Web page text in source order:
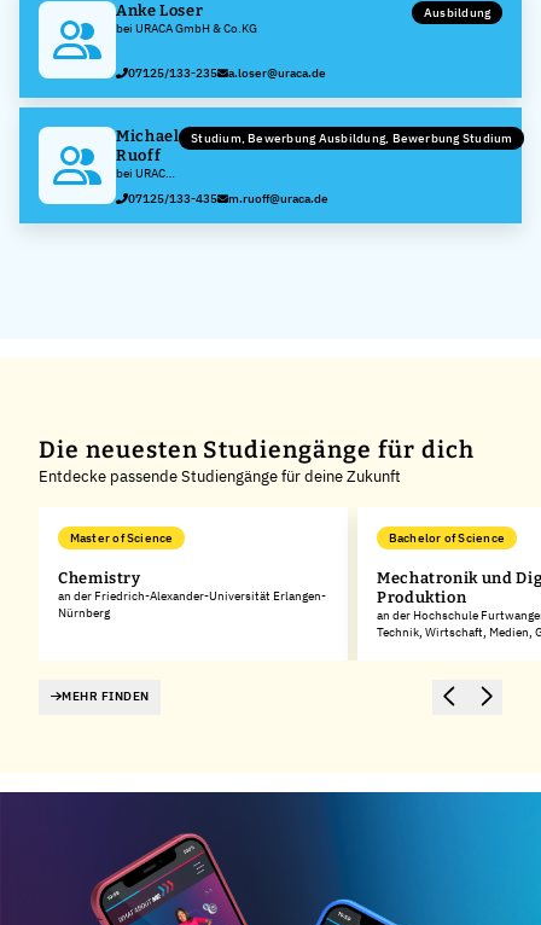
Anke Loser
bei URACA GmbH & Co.KG
Ausbildung
07125/133-235 a.loser@uraca.de
Michael
Ruoff
bei URACA
GmbH &
Co.KG
Studium, Bewerbung Ausbildung, Bewerbung Studium
07125/133-435 m.ruoff@uraca.de
Die neuesten Studiengänge für dich
Entdecke passende Studiengänge für deine Zukunft
Master of Science
Chemistry
an der Friedrich-Alexander-Universität Erlangen-
Nürnberg
Bachelor of Science
Mechatronik und
Produktion
an der Hochschule
Technik, Wirtschaft, Medien,
MEHR FINDEN